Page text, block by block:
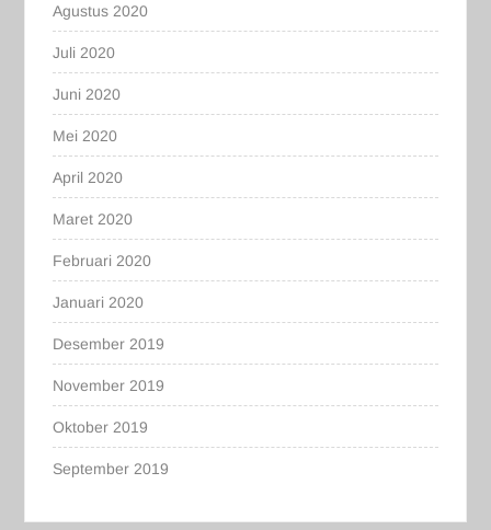
Agustus 2020
Juli 2020
Juni 2020
Mei 2020
April 2020
Maret 2020
Februari 2020
Januari 2020
Desember 2019
November 2019
Oktober 2019
September 2019